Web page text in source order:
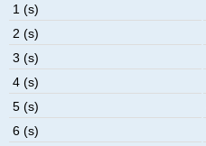
1 (s)
2 (s)
3 (s)
4 (s)
5 (s)
6 (s)